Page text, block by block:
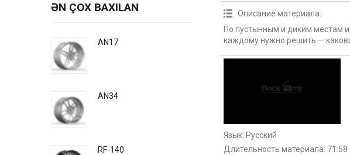
Описание материала:
По пустынным и диким местам
каждому нужно решить —
Язык: Русский
Длительность материала: 71:58
ƏN ÇOX BAXILAN
AN17
AN34
RF-140